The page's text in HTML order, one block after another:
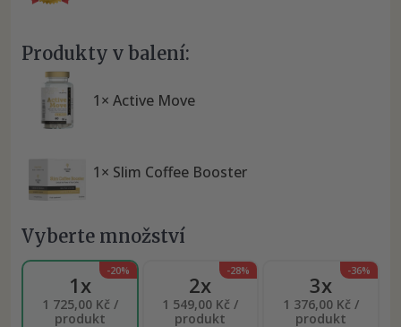
Produkty v balení:
1× Active Move
1× Slim Coffee Booster
Vyberte množství
-20%
1x
1 725,00 Kč /
produkt
-28%
2x
1 549,00 Kč /
produkt
-36%
3x
1 376,00 Kč /
produkt